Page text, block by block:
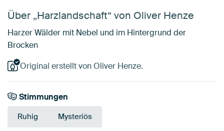
Über „Harzlandschaft“ von Oliver Henze
Harzer Wälder mit Nebel und im Hintergrund der
Brocken
Original erstellt von Oliver Henze.
Stimmungen
Ruhig Mysteriös